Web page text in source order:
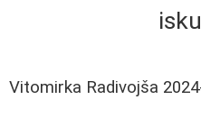
Vitomirka Radivojša